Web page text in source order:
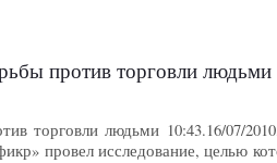
против торговли людьми
торговли людьми 10:43.16/07/
провел исследование, целью